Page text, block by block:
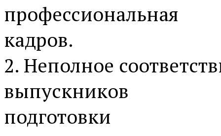
профессиональная
кадров.
2. Неполное
выпускников
подготовки